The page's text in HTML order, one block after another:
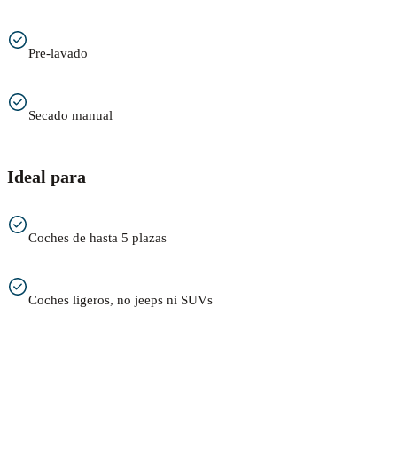
Pre-lavado
Secado manual
Ideal para
Coches de hasta 5 plazas
Coches ligeros, no jeeps ni SUVs